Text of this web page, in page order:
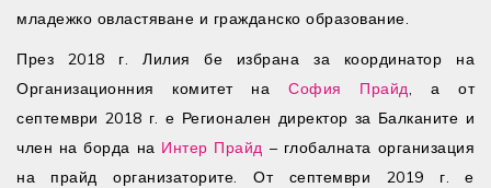
младежко овластяване и гражданско образование.
През 2018 г. Лилия бе избрана за координатор на
Организационния комитет на София Прайд , а от
септември 2018 г. е Регионален директор за Балканите и
член на борда на Интер Прайд – глобалната организация
на прайд организаторите. От септември 2019 г. е